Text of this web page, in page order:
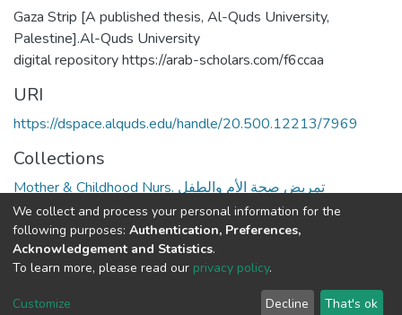
Gaza Strip [A published thesis, Al-Quds University,
Palestine].Al-Quds University
digital repository https://arab-scholars.com/f6ccaa
URI
https://dspace.alquds.edu/handle/20.500.12213/7969
Collections
Mother & Childhood Nurs. تمريض صحة الأم والطفل
Full item page
Cookie
End User
Send
We collect and process your personal information for the
following purposes: Authentication, Preferences,
Acknowledgement and Statistics.
To learn more, please read our privacy policy.
Customize Decline That's ok